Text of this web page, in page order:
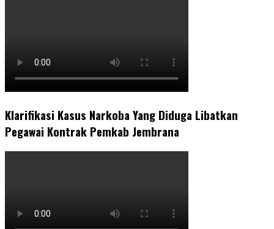
Klarifikasi Kasus Narkoba Yang Diduga Libatkan
Pegawai Kontrak Pemkab Jembrana